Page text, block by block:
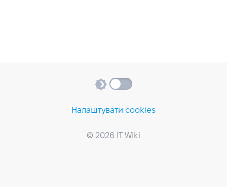
Налаштувати cookies
© 2026 IT Wiki